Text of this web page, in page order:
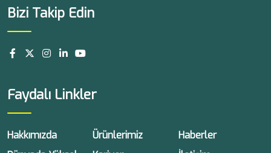
Bizi Takip Edin
Faydalı Linkler
Hakkımızda Ürünlerimiz
Haberler